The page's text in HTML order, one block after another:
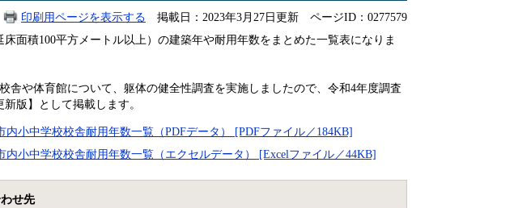
印刷用ページを表示する 掲載日：2023年3月27日更新 ページID：0277579
面積100平方メートル以上）の建築年や耐用年数をまとめた一覧表になりま
舎や体育館について、躯体の健全性調査を実施しましたので、令和4年度調査
版】として掲載します。
内小中学校校舎耐用年数一覧（PDFデータ） [PDFファイル／184KB]
内小中学校校舎耐用年数一覧（エクセルデータ） [Excelファイル／44KB]
せ先